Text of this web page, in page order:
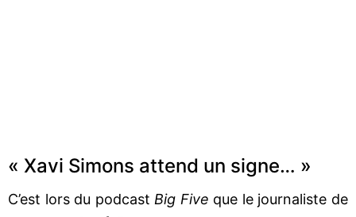
« Xavi Simons attend un signe… »
C’est lors du podcast Big Five que le journaliste de